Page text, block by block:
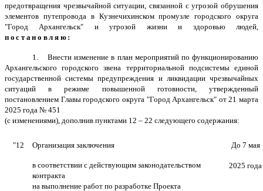
предотвращения чрезвычайной ситуации, связанной с угрозой обрушения
элементов путепровода в Кузнечихинском промузле городского округа
"Город Архангельск" и угрозой жизни и здоровью людей,
постановляю:
1.
Внести изменение в план мероприятий по функционированию
Архангельского городского звена территориальной подсистемы единой
государственной системы предупреждения и ликвидации чрезвычайных
ситуаций в режиме повышенной готовности, утвержденный
постановлением Главы городского округа "Город Архангельск" от 21 марта
2025 года № 451
(с изменениями), дополнив пунктами 12 – 22 следующего содержания:
"12 Организация заключения
в соответствии с действующим законодательством
контракта
на выполнение работ по разработке Проекта
До 7 мая
2025 года